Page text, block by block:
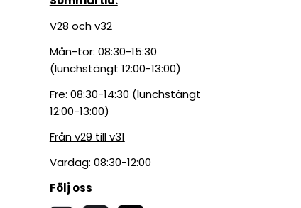
V28 och v32
Mån-tor: 08:30-15:30
(lunchstängt 12:00-13:00)
Fre: 08:30-14:30 (lunchstängt
12:00-13:00)
Från v29 till v31
Vardag: 08:30-12:00
Följ oss